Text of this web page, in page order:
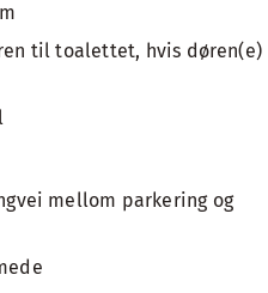
til toalettet, hvis døren(e)
mellom parkering og